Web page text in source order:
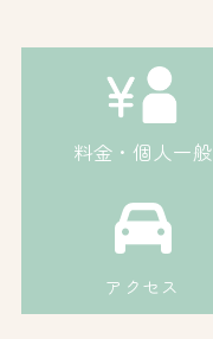
料金・個人一般
アクセス